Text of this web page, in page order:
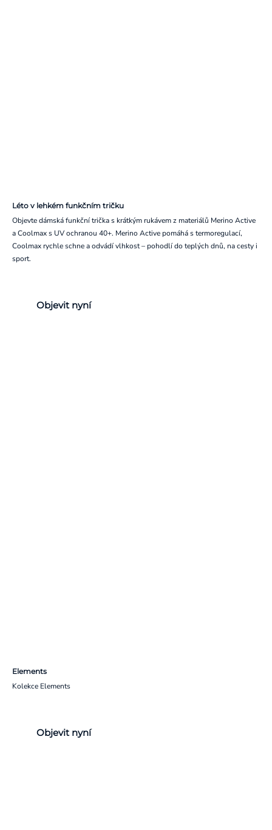
Léto v lehkém funkčním tričku
Objevte dámská funkční trička s krátkým rukávem z materiálů Merino Active
a Coolmax s UV ochranou 40+. Merino Active pomáhá s termoregulací,
Coolmax rychle schne a odvádí vlhkost – pohodlí do teplých dnů, na cesty i
sport.
Objevit nyní
Elements
Kolekce Elements
Objevit nyní